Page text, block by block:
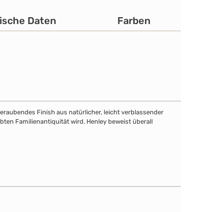
Daten Farben
Finish aus natürlicher, leicht verblassender
Familienantiquität wird. Henley beweist überall